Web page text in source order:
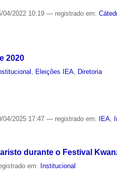
04/2022 10:19— registrado em:
2020
, Eleições IEA, Diretoria
04/2025 17:47— registrado em: IEA,
durante o Festival
em: Institucional